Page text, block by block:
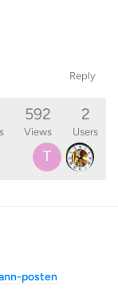
Reply
592
Views
2
Users
T
posten